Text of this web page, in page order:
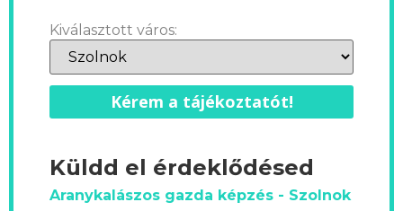
Kiválasztott város:
Kérem a tájékoztatót!
Küldd el érdeklődésed
Aranykalászos gazda képzés - Szolnok